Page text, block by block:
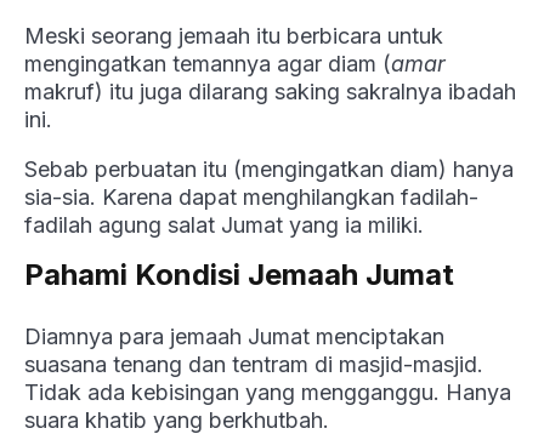
Meski seorang jemaah itu berbicara untuk
mengingatkan temannya agar diam (amar
makruf) itu juga dilarang saking sakralnya ibadah
ini.
Sebab perbuatan itu (mengingatkan diam) hanya
sia-sia. Karena dapat menghilangkan fadilah-
fadilah agung salat Jumat yang ia miliki.
Pahami Kondisi Jemaah Jumat
Diamnya para jemaah Jumat menciptakan
suasana tenang dan tentram di masjid-masjid.
Tidak ada kebisingan yang mengganggu. Hanya
suara khatib yang berkhutbah.